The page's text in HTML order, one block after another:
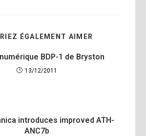
ÉGALEMENT AIMER
BDP-1 de Bryston
13/12/2011
introduces improved ATH-
ANC7b